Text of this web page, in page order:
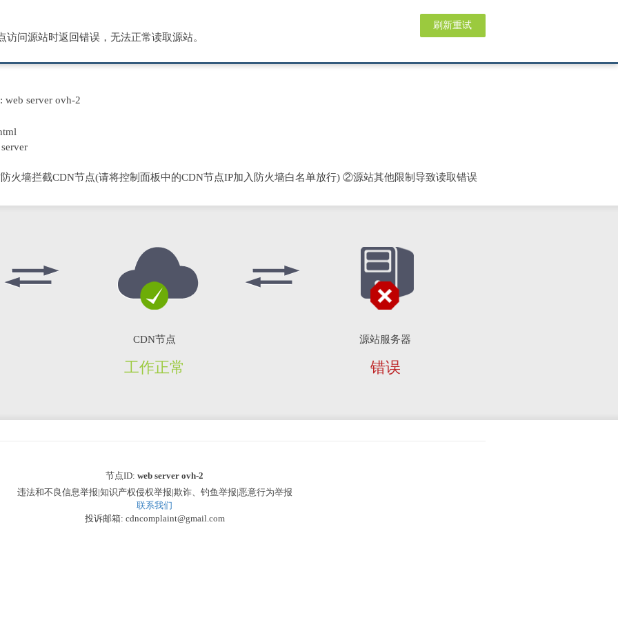
刷新重试
访问源站时返回错误，无法正常读取源站。
web server ovh-2
火墙拦截CDN节点(请将控制面板中的CDN节点IP加入防火墙白名单放行) ②源站其他限制导致读取错误
CDN节点
工作正常
源站服务器
错误
节点ID: web server ovh-2
违法和不良信息举报|知识产权侵权举报|欺诈、钓鱼举报|恶意行为举报
联系我们
投诉邮箱: cdncomplaint@gmail.com